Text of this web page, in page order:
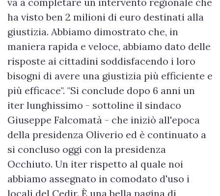
ha visto ben 2 milioni di euro destinati alla
giustizia. Abbiamo dimostrato che, in
maniera rapida e veloce, abbiamo dato delle
risposte ai cittadini soddisfacendo i loro
bisogni di avere una giustizia più efficiente e
più efficace". "Si conclude dopo 6 anni un
iter lunghissimo - sottoline il sindaco
Giuseppe Falcomatà - che iniziò all'epoca
della presidenza Oliverio ed è continuato a
si concluso oggi con la presidenza
Occhiuto. Un iter rispetto al quale noi
abbiamo assegnato in comodato d'uso i
locali del Cedir. È una bella pagina di